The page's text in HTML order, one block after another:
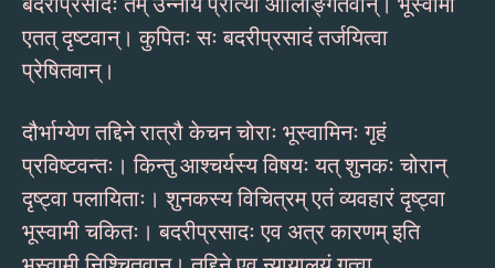
एतत् दृष्टवान्। कुपितः सः बदरीप्रसादं तर्जयित्वा
प्रेषितवान्।
दौर्भाग्येण तद्दिने रात्रौ केचन चोराः भूस्वामिनः गृहं
प्रविष्टवन्तः। किन्तु आश्चर्यस्य विषयः यत् शुनकः चोरान्
दृष्ट्वा पलायिताः। शुनकस्य विचित्रम् एतं व्यवहारं दृष्ट्वा
भूस्वामी चकितः। बदरीप्रसादः एव अत्र कारणम् इति